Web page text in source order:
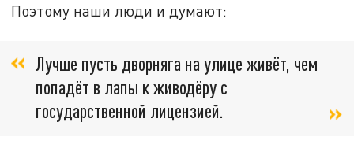
Поэтому наши люди и думают:
Лучше пусть дворняга на улице живёт, чем
попадёт в лапы к живодёру с
государственной лицензией.